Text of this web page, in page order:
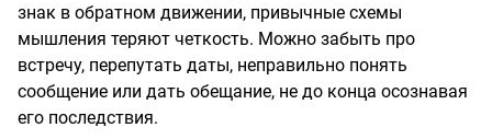
знак в обратном движении, привычные схемы
мышления теряют четкость. Можно забыть про
встречу, перепутать даты, неправильно понять
сообщение или дать обещание, не до конца осознавая
его последствия.